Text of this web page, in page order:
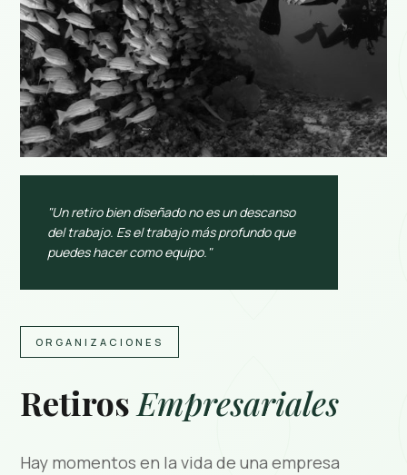
ORGANIZACIONES
Retiros Empresariales
Hay momentos en la vida de una empresa
"Un retiro bien diseñado no es un descanso
del trabajo. Es el trabajo más profundo que
puedes hacer como equipo."